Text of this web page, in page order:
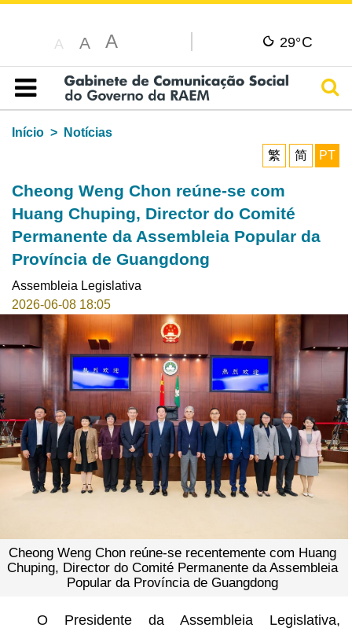
A A A 29°C
Índice
Início
Notícias
繁
简 PT
Cheong Weng Chon reúne-se com
Huang Chuping, Director do Comité
Permanente da Assembleia Popular da
Província de Guangdong
Assembleia Legislativa
2026-06-08 18:05
Cheong Weng Chon reúne-se recentemente com Huang
Chuping, Director do Comité Permanente da Assembleia
Popular da Província de Guangdong
O Presidente da Assembleia Legislativa,